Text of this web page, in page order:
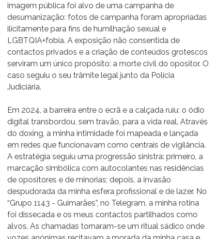
imagem pública foi alvo de uma campanha de
desumanização: fotos de campanha foram apropriadas
ilicitamente para fins de humilhação sexual e
LGBTQIA+fobia. A exposição não consentida de
contactos privados e a criação de conteúdos grotescos
serviram um único propósito: a morte civil do opositor. O
caso seguiu o seu trâmite legal junto da Polícia
Judiciária.
Em 2024, a barreira entre o ecrã e a calçada ruiu: o ódio
digital transbordou, sem travão, para a vida real. Através
do doxing, a minha intimidade foi mapeada e lançada
em redes que funcionavam como centrais de vigilância.
A estratégia seguiu uma progressão sinistra: primeiro, a
marcação simbólica com autocolantes nas residências
de opositores e de minorias; depois, a invasão
despudorada da minha esfera profissional e de lazer. No
“Grupo 1143 - Guimarães”, no Telegram, a minha rotina
foi dissecada e os meus contactos partilhados como
alvos. As chamadas tornaram-se um ritual sádico onde